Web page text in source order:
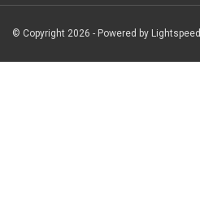
© Copyright 2026 - Powered by Lightspeed